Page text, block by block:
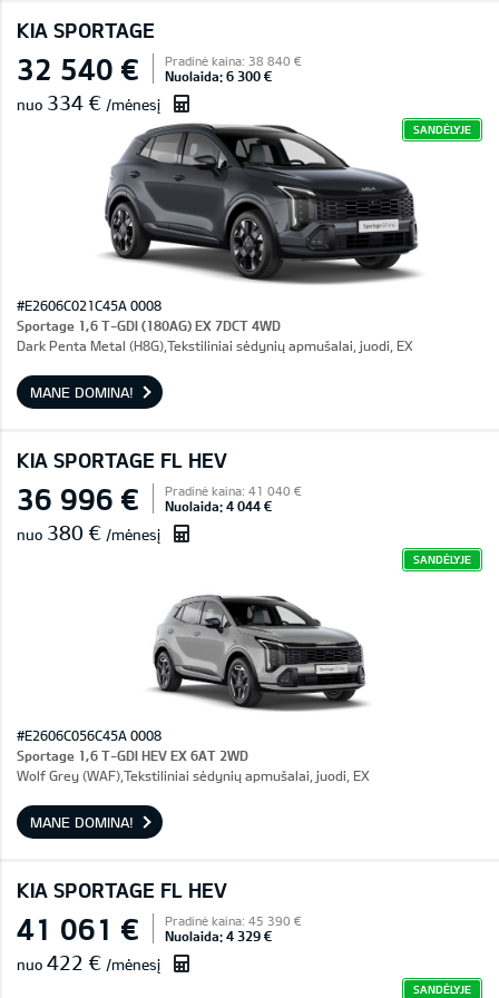
KIA SPORTAGE
32 540 € Pradinė kaina: 38 840 €
Nuolaida: 6 300 €
nuo 334 € /mėnesį
SANDĖLYJE
#E2606C021C45A 0008
Sportage 1,6 T-GDI (180AG) EX 7DCT 4WD
Dark Penta Metal (H8G),Tekstiliniai sėdynių apmušalai, juodi, EX
MANE DOMINA!
KIA SPORTAGE FL HEV
36 996 € Pradinė kaina: 41 040 €
Nuolaida: 4 044 €
nuo 380 € /mėnesį
SANDĖLYJE
#E2606C056C45A 0008
Sportage 1,6 T-GDI HEV EX 6AT 2WD
Wolf Grey (WAF),Tekstiliniai sėdynių apmušalai, juodi, EX
MANE DOMINA!
KIA SPORTAGE FL HEV
41 061 € Pradinė kaina: 45 390 €
Nuolaida: 4 329 €
nuo 422 € /mėnesį
SANDĖLYJE